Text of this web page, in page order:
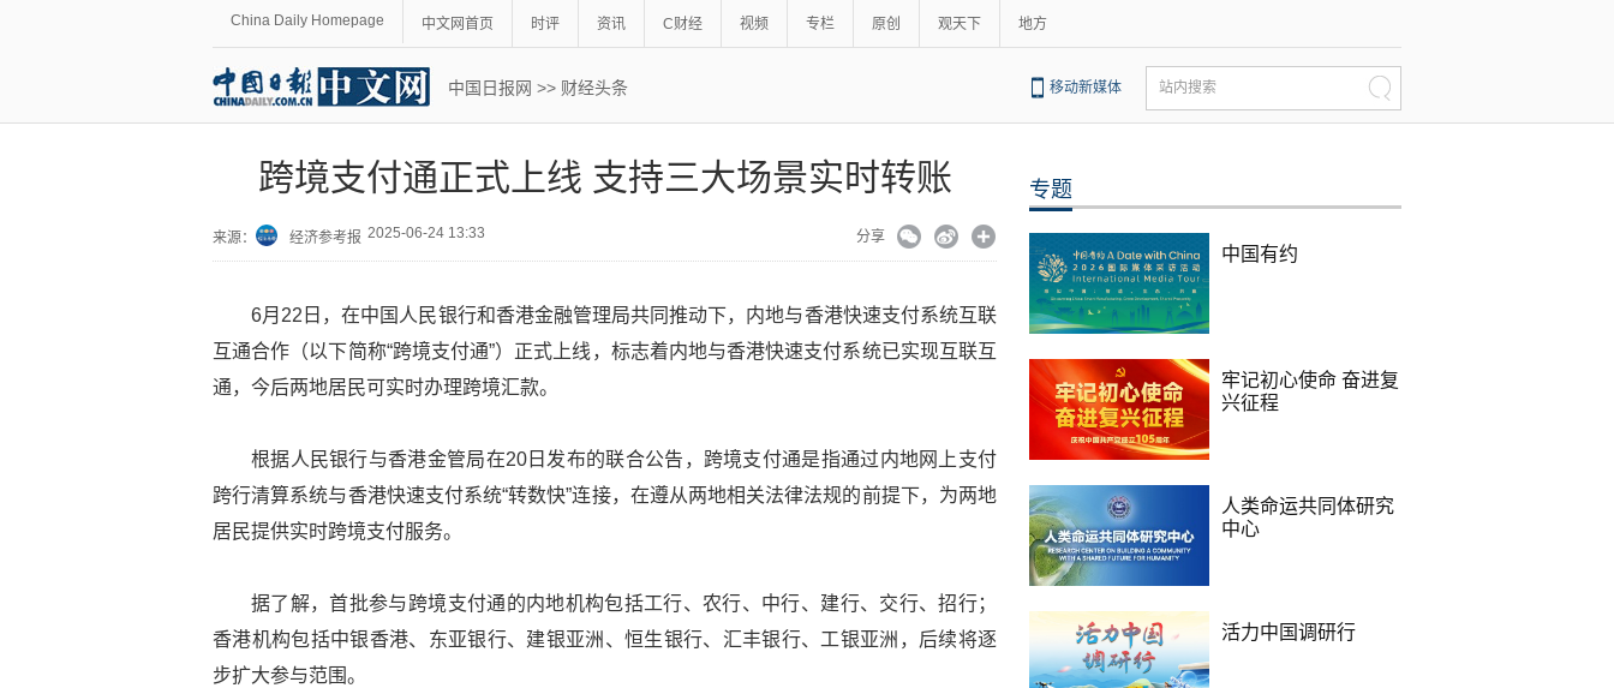
China Daily Homepage 中文网首页 时评 资讯 C财经 视频 专栏 原创 观天下 地方
中国日报网 >> 财经头条 移动新媒体 站内搜索
跨境支付通正式上线 支持三大场景实时转账
来源： 经济参考报 2025-06-24 13:33 分享
6月22日，在中国人民银行和香港金融管理局共同推动下，内地与香港快速支付系统互联
互通合作（以下简称“跨境支付通”）正式上线，标志着内地与香港快速支付系统已实现互联互
通，今后两地居民可实时办理跨境汇款。
根据人民银行与香港金管局在20日发布的联合公告，跨境支付通是指通过内地网上支付
跨行清算系统与香港快速支付系统“转数快”连接，在遵从两地相关法律法规的前提下，为两地
居民提供实时跨境支付服务。
据了解，首批参与跨境支付通的内地机构包括工行、农行、中行、建行、交行、招行；
香港机构包括中银香港、东亚银行、建银亚洲、恒生银行、汇丰银行、工银亚洲，后续将逐
步扩大参与范围。
专题
中国有约
牢记初心使命 奋进复
兴征程
人类命运共同体研究
中心
活力中国调研行